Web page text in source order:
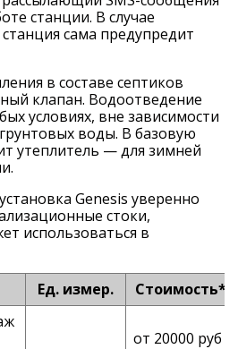
станции. В случае
сама предупредит
в составе септиков
клапан. Водоотведение
условиях, вне зависимости
воды. В базовую
утеплитель — для зимней
Genesis уверенно
стоки,
использоваться в
Ед. измер.
Стоимость*
от 20000 руб